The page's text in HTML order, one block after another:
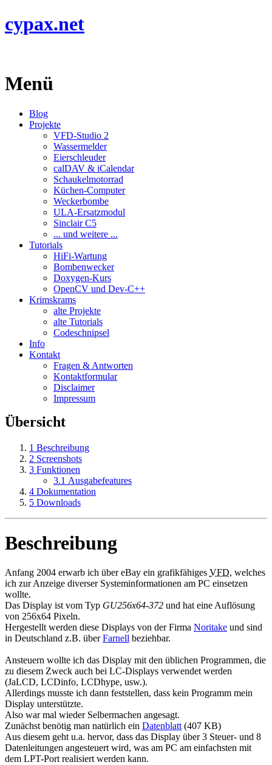
cypax.net
Menü
Blog
Projekte
VFD-Studio 2
Wassermelder
Eierschleuder
calDAV & iCalendar
Schaukelmotorrad
Küchen-Computer
Weckerbombe
ULA-Ersatzmodul
Sinclair C5
... und weitere ...
Tutorials
HiFi-Wartung
Bombenwecker
Doxygen-Kurs
OpenCV und Dev-C++
Krimskrams
alte Projekte
alte Tutorials
Codeschnipsel
Info
Kontakt
Fragen & Antworten
Kontaktformular
Disclaimer
Impressum
Übersicht
1 Beschreibung
2 Screenshots
3 Funktionen
3.1 Ausgabefeatures
4 Dokumentation
5 Downloads
Beschreibung
Anfang 2004 erwarb ich über eBay ein grafikfähiges VFD, welches
ich zur Anzeige diverser Systeminformationen am PC einsetzen
wollte.
Das Display ist vom Typ GU256x64-372 und hat eine Auflösung
von 256x64 Pixeln.
Hergestellt werden diese Displays von der Firma Noritake und sind
in Deutschland z.B. überFarnell beziehbar.
Ansteuern wollte ich das Display mit den üblichen Programmen, die
zu diesem Zweck auch bei LC-Displays verwendet werden
(JaLCD, LCDinfo, LCDhype, usw.).
Allerdings musste ich dann feststellen, dass kein Programm mein
Display unterstützte.
Also war mal wieder Selbermachen angesagt.
Zunächst benötig man natürlich ein Datenblatt(407 KB)
Aus diesem geht u.a. hervor, dass das Display über 3 Steuer- und 8
Datenleitungen angesteuert wird, was am PC am einfachsten mit
dem LPT-Port realisiert werden kann.